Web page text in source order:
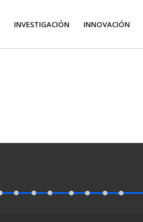
INVESTIGACIÓN INNOVACIÓN